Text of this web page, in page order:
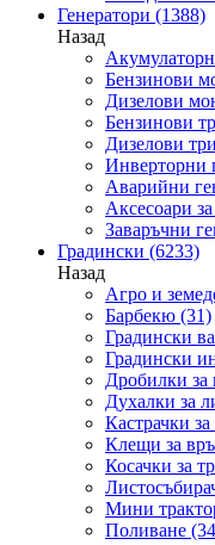
Генератори (1388)
Назад
Бензинови
Дизелови
Бензинови
Дизелови
Инверторни
Аварийни
Аксесоари
Заваръчни
Градински (6233)
Назад
Агро и
Барбекю (31)
Градински
Градински
Дробилки за
Духалки за
Кастрачки
Клещи за
Косачки за
Мини
Поливане